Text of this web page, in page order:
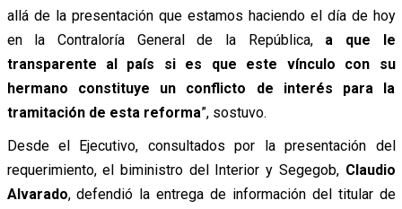
allá de la presentación que estamos haciendo el día de hoy
en la Contraloría General de la República, a que le
transparente al país si es que este vínculo con su
hermano constituye un conflicto de interés para la
tramitación de esta reforma”, sostuvo.
Desde el Ejecutivo, consultados por la presentación del
requerimiento, el biministro del Interior y Segegob, Claudio
Alvarado, defendió la entrega de información del titular de